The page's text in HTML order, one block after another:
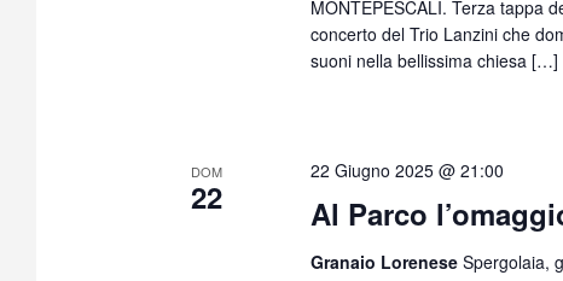
MONTEPESCALI. Terza tappa
concerto del Trio Lanzini che
suoni nella bellissima chiesa […]
DOM
22 Al Parco
22 Giugno 2025 @ 21:00
Granaio LoreneseSpergolaia,